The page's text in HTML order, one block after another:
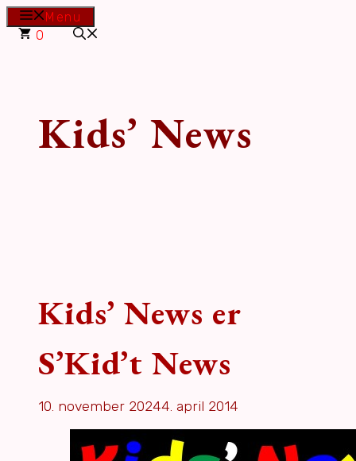
Hop
Menu
0
Kids’ News
Kids’ News er
S’Kid’t News
10. november 20244. april 2014